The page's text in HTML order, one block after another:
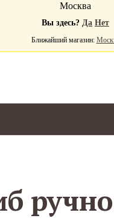
Москва
Вы здесь? Да Нет
Ближайший магазин: